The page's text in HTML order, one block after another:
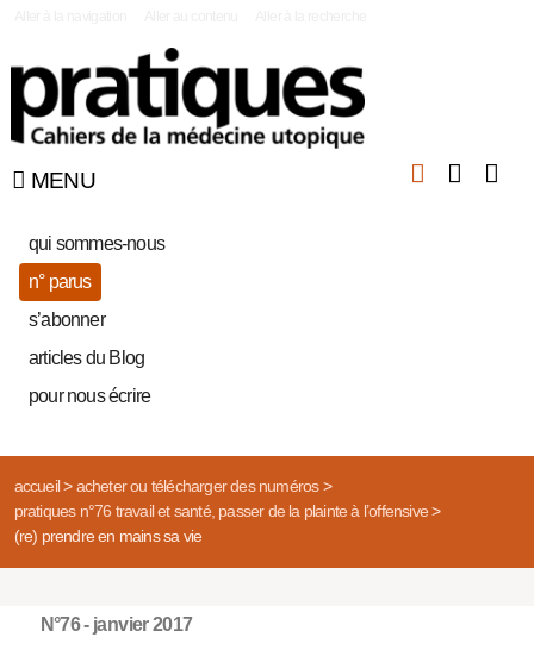
MENU
qui sommes-nous
n° parus
s’abonner
articles du Blog
pour nous écrire
accueil> acheter ou télécharger des numéros>
pratiques n°76 travail et santé, passer de la plainte à l’offensive>
(re) prendre en mains sa vie
N°76 - janvier 2017